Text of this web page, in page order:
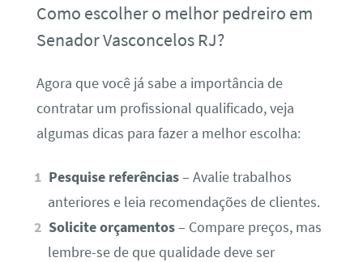
Como escolher o melhor pedreiro em
Senador Vasconcelos RJ?
Agora que você já sabe a importância de
contratar um profissional qualificado, veja
algumas dicas para fazer a melhor escolha:
Pesquise referências– Avalie trabalhos
anteriores e leia recomendações de clientes.
Solicite orçamentos– Compare preços, mas
lembre-se de que qualidade deve ser